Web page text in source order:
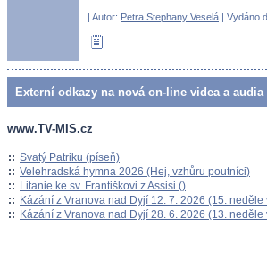
| Autor: Petra Stephany Veselá | Vydáno
Externí odkazy na nová on-line videa a audia
www.TV-MIS.cz
:: Svatý Patriku (píseň)
:: Velehradská hymna 2026 (Hej, vzhůru poutníci)
:: Litanie ke sv. Františkovi z Assisi ()
:: Kázání z Vranova nad Dyjí 12. 7. 2026 (15. neděle
:: Kázání z Vranova nad Dyjí 28. 6. 2026 (13. neděle